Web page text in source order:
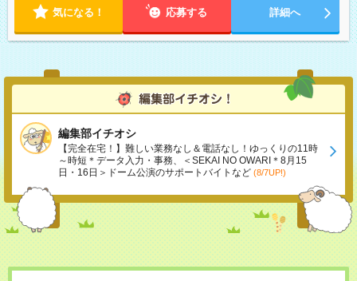
気になる！ 応募する 詳細へ
編集部イチオシ
【完全在宅！】難しい業務なし＆電話なし！ゆっくりの11時
～時短＊データ入力・事務、＜SEKAI NO OWARI＊8月15
日・16日＞ドーム公演のサポートバイトなど (8/7UP!)